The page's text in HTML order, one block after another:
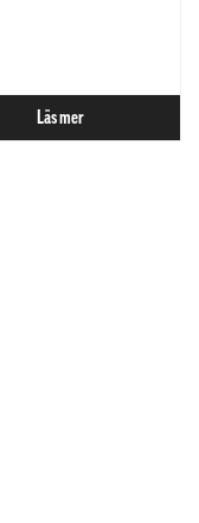
Läs mer